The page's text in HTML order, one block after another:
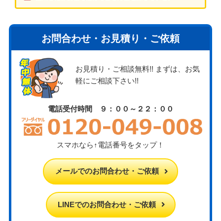
お問合わせ・お見積り・ご依頼
お見積り・ご相談無料!! まずは、お気
軽にご相談下さい!!
電話受付時間 ９：００～２２：００
スマホなら↑電話番号をタップ！
メールでのお問合わせ・ご依頼
LINEでのお問合わせ・ご依頼